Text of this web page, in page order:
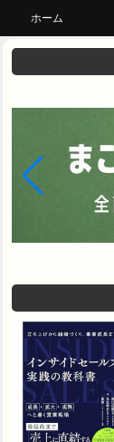
ホーム